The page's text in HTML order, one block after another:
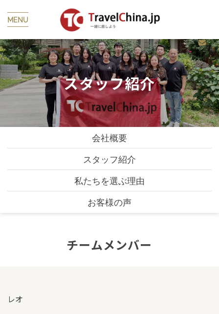
MENU
スタッフ紹介
会社概要
スタッフ紹介
私たちを選ぶ理由
お客様の声
チームメンバー
レオ